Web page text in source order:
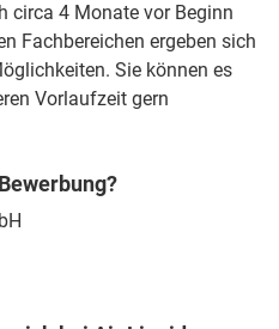
circa 4 Monate vor Beginn
Fachbereichen ergeben sich
Sie können es
Vorlaufzeit gern